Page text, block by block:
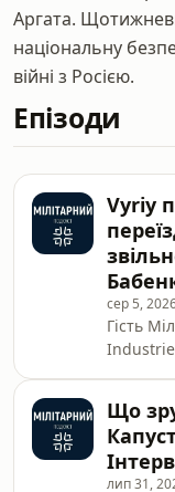
Аргата.
національну
війні з Росією.
Епізоди
Vyriy
сер 5,
Гість
прийшли
Що
лип 31,